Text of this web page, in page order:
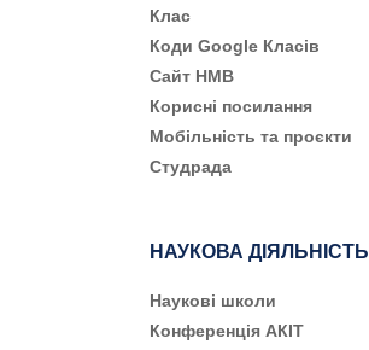
Клас
Коди Google Класів
Сайт НМВ
Корисні посилання
Мобільність та проєкти
Студрада
НАУКОВА ДІЯЛЬНІСТЬ
Наукові школи
Конференція АКІТ